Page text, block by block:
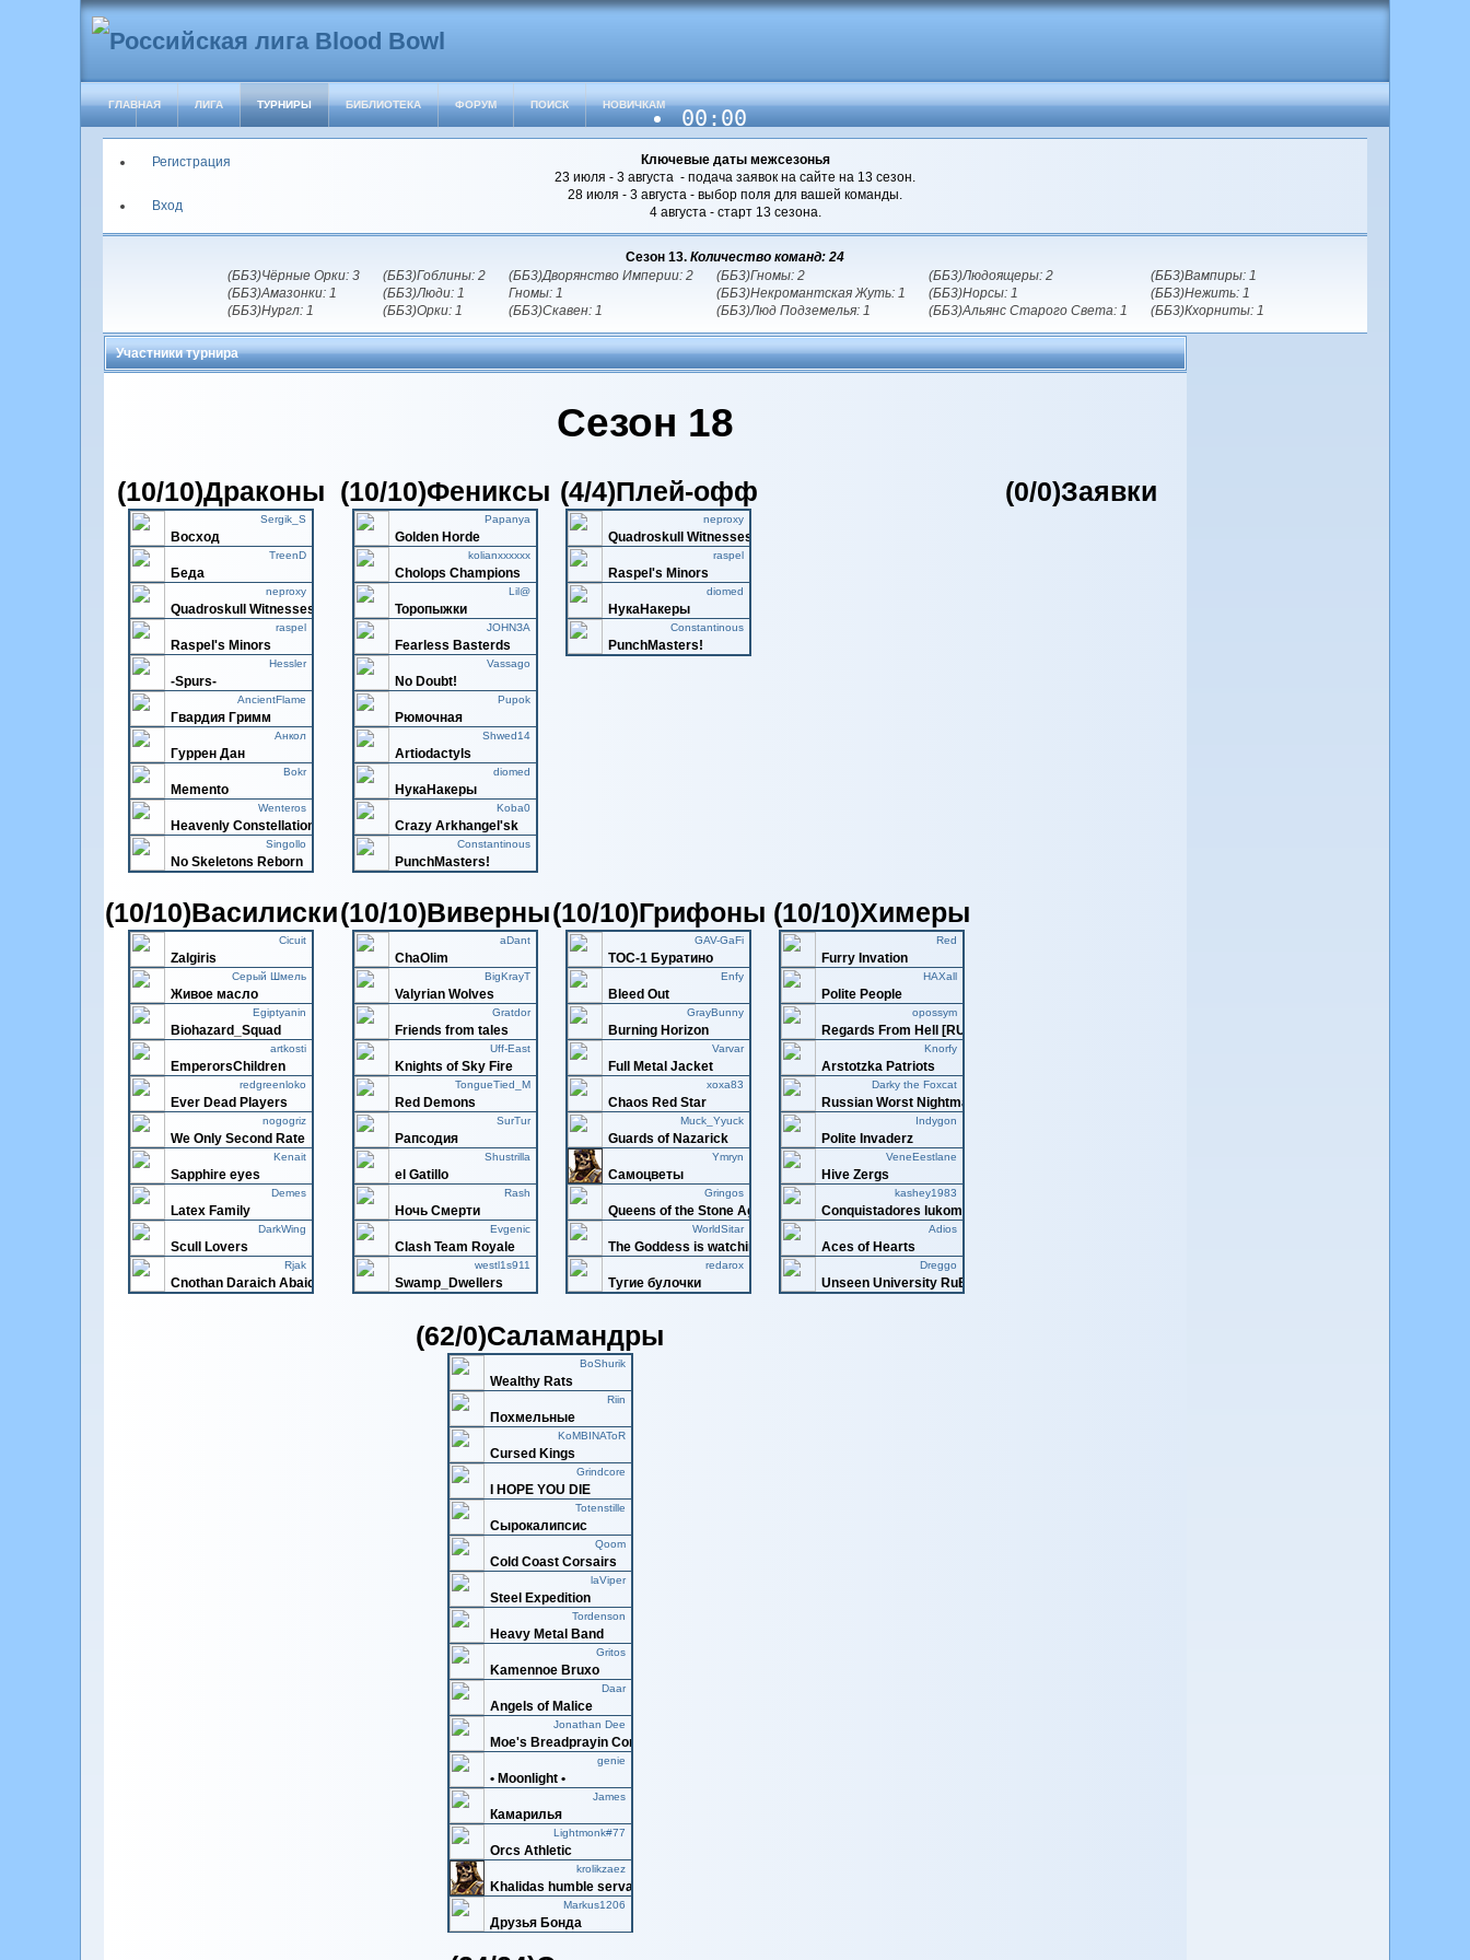
ГЛАВНАЯ ЛИГА ТУРНИРЫ БИБЛИОТЕКА ФОРУМ ПОИСК НОВИЧКАМ
00:00
Регистрация
Вход
Ключевые даты межсезонья
23 июля - 3 августа - подача заявок на сайте на 13 сезон.
28 июля - 3 августа - выбор поля для вашей команды.
4 августа - старт 13 сезона.
Сезон 13. Количество команд: 24
(ББ3)Чёрные Орки: 3
(ББ3)Амазонки: 1
(ББ3)Нургл: 1
(ББ3)Гоблины: 2
(ББ3)Люди: 1
(ББ3)Орки: 1
(ББ3)Дворянство Империи: 2
Гномы: 1
(ББ3)Скавен: 1
(ББ3)Гномы: 2
(ББ3)Некромантская Жуть: 1
(ББ3)Люд Подземелья: 1
(ББ3)Людоящеры: 2
(ББ3)Норсы: 1
(ББ3)Альянс Старого Света: 1
(ББ3)Вампиры: 1
(ББ3)Нежить: 1
(ББ3)Кхорниты: 1
Участники турнира
Сезон 18
(10/10)Драконы
Sergik_S
Восход
TreenD
Беда
neproxy
Quadroskull Witnesses
raspel
Raspel's Minors
Hessler
-Spurs-
AncientFlame
Гвардия Гримм
Анкол
Гуррен Дан
Bokr
Memento
Wenteros
Heavenly Constellations
Singollo
No Skeletons Reborn
(10/10)Фениксы
Papanya
Golden Hordе
kolianxxxxxx
Cholops Champions
Lil@
Торопыжки
JOHNЗA
Fearless Basterds
Vassago
No Doubt!
Pupok
Рюмочная
Shwed14
Artiodactyls
diomed
НукаНакеры
Koba0
Crazy Arkhangel'sk
Constantinous
PunchMasters!
(4/4)Плей-офф
neproxy
Quadroskull Witnesses
raspel
Raspel's Minors
diomed
НукаНакеры
Constantinous
PunchMasters!
(0/0)Заявки
(10/10)Василиски
Cicuit
Zalgiris
Серый Шмель
Живое масло
Egiptyanin
Biohazard_Squad
artkosti
EmperorsChildren
redgreenloko
Ever Dead Players
nogogriz
We Only Second Rate
Kenait
Sapphire eyes
Demes
Latex Family
DarkWing
Scull Lovers
Rjak
Cnothan Daraich Abaich
(10/10)Виверны
aDant
ChaOlim
BigKrayT
Valyrian Wolves
Gratdor
Friends from tales
Uff-East
Knights of Sky Fire
TongueTied_M
Red Demons
SurTur
Рапсодия
Shustrilla
el Gatillo
Rash
Ночь Смерти
Evgenic
Clash Team Royale
westl1s911
Swamp_Dwellers
(10/10)Грифоны
GAV-GaFi
ТОС-1 Буратино
Enfy
Bleed Out
GrayBunny
Burning Horizon
Varvar
Full Metal Jacket
xoxa83
Chaos Red Star
Muck_Yyuck
Guards of Nazarick
Ymryn
Самоцветы
Gringos
Queens of the Stone Agе
WorldSitar
The Goddess is watching
redarox
Тугие булочки
(10/10)Химеры
Red
Furry Invation
HAXall
Polite People
opossym
Regards From Hell [RUBBL]
Knorfy
Arstotzka Patriots
Darky the Foxcat
Russian Worst Nightmares
Indygon
Polite Invaderz
VeneEestlane
Hive Zergs
kashey1983
Conquistadores lukomoroS
Adios
Aces of Hearts
Dreggo
Unseen University RuBBL
(62/0)Саламандры
BoShurik
Wealthy Rats
Riin
Похмельные
KoMBINAToR
Cursed Kings
Grindcore
I HOPE YOU DIE
Totenstille
Сырокалипсис
Qoom
Cold Coast Corsairs
laViper
Steel Expedition
Tordenson
Heavy Metal Band
Gritos
Kamennoe Bruxo
Daar
Angels of Malice
Jonathan Dee
Moe's Breadprayin Combine
genie
• Moonlight •
James
Камарилья
Lightmonk#77
Orcs Athletic
krolikzaez
Khalidas humble servants
Markus1206
Друзья Бонда